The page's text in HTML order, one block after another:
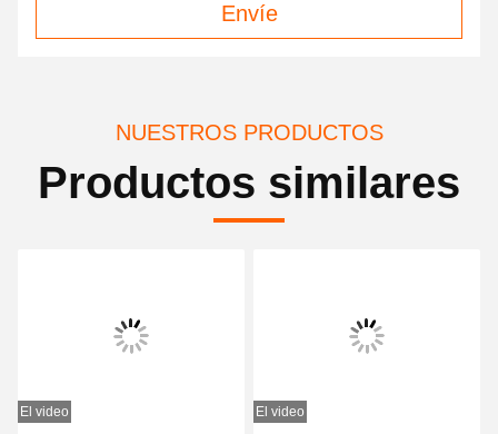
Envíe
NUESTROS PRODUCTOS
Productos similares
El video El video